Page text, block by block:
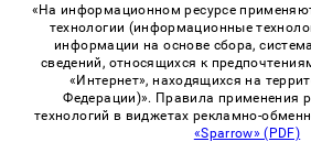
«На информационном ресурсе
технологии (информационные
информации на основе сбора,
сведений, относящихся к
«Интернет», находящихся на
Федерации)». Правила применения
технологий в виджетах рекламно-
«Sparrow» (PDF)